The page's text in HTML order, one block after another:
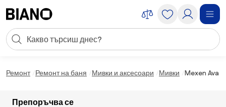
Търсене
Ремонт Ремонт на баня Мивки и аксесоари Мивки Mexen Ava
Препоръчва се